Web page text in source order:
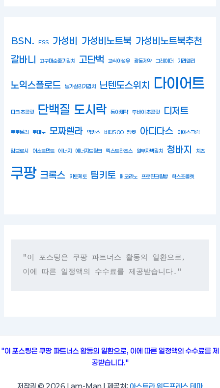
BSN. FSS 가성비 가성비노트북 가성비노트북추천
갈바니
고구마순줄기김치 고단백 고식이섬유 광동제약 그레이더 기라델리
노익스플로드 농가살리기김치 닌텐도스위치 다이어트
다크 초콜릿 단백질 도시락 동아제약 두바이 초콜릿 디저트
로로딜리 로마노 모짜렐라 박카스 비타500 빵켓 아디다스 아이스크림
암브로시 어소트먼트 에너지 에너지드링크 엑스트라조스 열무자박김치 청바지 치즈
쿠팡 크록스 키토케토 팀키토 페코리노 프로틴크림빵 힉스초콜렛
"이 포스팅은 쿠팡 파트너스 활동의 일환으로,
이에 따른 일정액의 수수료를 제공받습니다."
"이 포스팅은 쿠팡 파트너스 활동의 일환으로, 이에 따른 일정액의 수수료를 제
공받습니다."
저작권 © 2026 I am-Man | 제공처: 아스트라 워드프레스 테마